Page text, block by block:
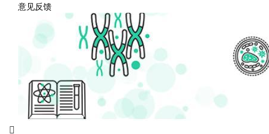
意见反馈